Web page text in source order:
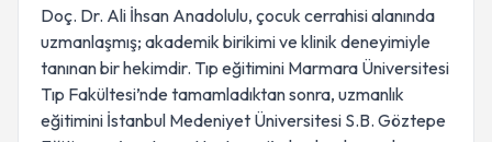
Doç. Dr. Ali İhsan Anadolulu, çocuk cerrahisi alanında
uzmanlaşmış; akademik birikimi ve klinik deneyimiyle
tanınan bir hekimdir. Tıp eğitimini Marmara Üniversitesi
Tıp Fakültesi’nde tamamladıktan sonra, uzmanlık
eğitimini İstanbul Medeniyet Üniversitesi S.B. Göztepe